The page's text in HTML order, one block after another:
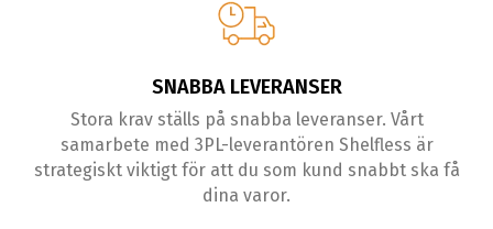
SNABBA LEVERANSER
Stora krav ställs på snabba leveranser. Vårt
samarbete med 3PL-leverantören Shelfless är
strategiskt viktigt för att du som kund snabbt ska få
dina varor.